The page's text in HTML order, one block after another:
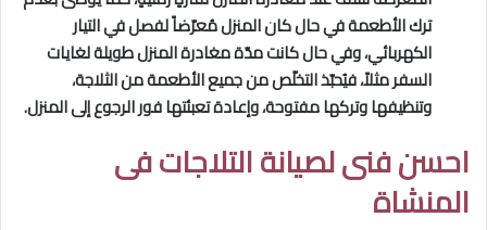
ترك الأطعمة في حال كان المنزل مُعرّضاً لفصل في التيار
الكهربائي، وفي حال كانت مدّة مغادرة المنزل طويلة لغايات
السفر مثلاً، فيُحبّذ التخلّص من جميع الأطعمة من الثلاجة،
وتنظيفها وتركها مفتوحة، وإعادة تعبئتها فور الرجوع إلى المنزل.
احسن فنى لصيانة التلاجات فى
المنشاة